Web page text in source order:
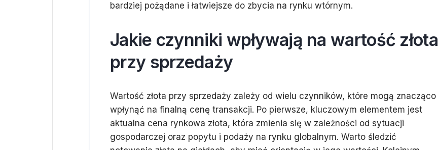
bardziej pożądane i łatwiejsze do zbycia na rynku wtórnym.
Jakie czynniki wpływają na wartość złota
przy sprzedaży
Wartość złota przy sprzedaży zależy od wielu czynników, które mogą znacząco
wpłynąć na finalną cenę transakcji. Po pierwsze, kluczowym elementem jest
aktualna cena rynkowa złota, która zmienia się w zależności od sytuacji
gospodarczej oraz popytu i podaży na rynku globalnym. Warto śledzić